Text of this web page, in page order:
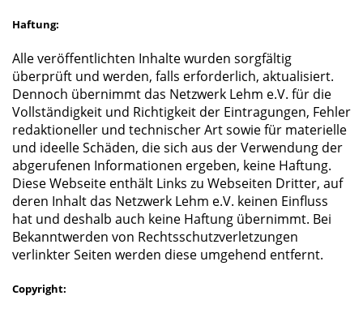
Haftung:
Alle veröffentlichten Inhalte wurden sorgfältig
überprüft und werden, falls erforderlich, aktualisiert.
Dennoch übernimmt das Netzwerk Lehm e.V. für die
Vollständigkeit und Richtigkeit der Eintragungen, Fehler
redaktioneller und technischer Art sowie für materielle
und ideelle Schäden, die sich aus der Verwendung der
abgerufenen Informationen ergeben, keine Haftung.
Diese Webseite enthält Links zu Webseiten Dritter, auf
deren Inhalt das Netzwerk Lehm e.V. keinen Einfluss
hat und deshalb auch keine Haftung übernimmt. Bei
Bekanntwerden von Rechtsschutzverletzungen
verlinkter Seiten werden diese umgehend entfernt.
Copyright: